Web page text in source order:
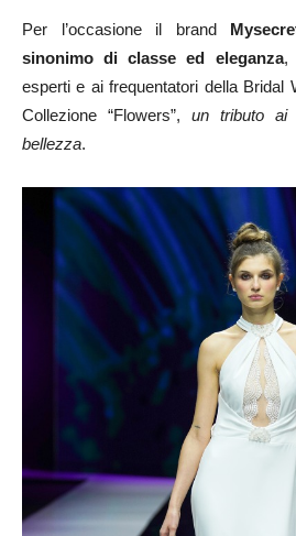
Per l’occasione il brand
sinonimo di classe ed eleganza,
esperti e ai frequentatori della Bridal
Collezione “Flowers”, un tributo ai
bellezza.